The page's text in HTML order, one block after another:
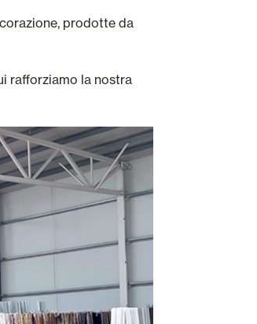
prodotte da
rafforziamo la nostra